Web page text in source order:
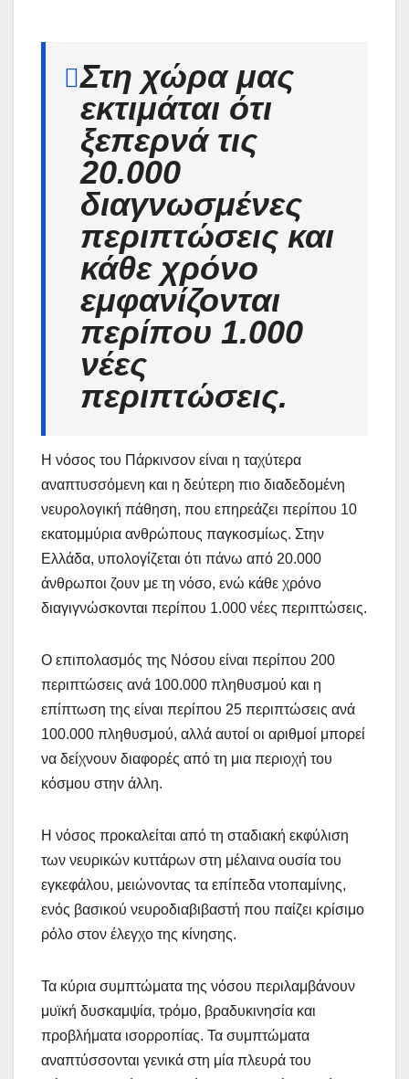
Στη χώρα μας
εκτιμάται ότι
ξεπερνά τις
20.000
διαγνωσμένες
περιπτώσεις και
κάθε χρόνο
εμφανίζονται
περίπου 1.000
νέες
περιπτώσεις.
Η νόσος του Πάρκινσον είναι η ταχύτερα
αναπτυσσόμενη και η δεύτερη πιο διαδεδομένη
νευρολογική πάθηση, που επηρεάζει περίπου 10
εκατομμύρια ανθρώπους παγκοσμίως. Στην
Ελλάδα, υπολογίζεται ότι πάνω από 20.000
άνθρωποι ζουν με τη νόσο, ενώ κάθε χρόνο
διαγιγνώσκονται περίπου 1.000 νέες περιπτώσεις.
Ο επιπολασμός της Νόσου είναι περίπου 200
περιπτώσεις ανά 100.000 πληθυσμού και η
επίπτωση της είναι περίπου 25 περιπτώσεις ανά
100.000 πληθυσμού, αλλά αυτοί οι αριθμοί μπορεί
να δείχνουν διαφορές από τη μια περιοχή του
κόσμου στην άλλη.
Η νόσος προκαλείται από τη σταδιακή εκφύλιση
των νευρικών κυττάρων στη μέλαινα ουσία του
εγκεφάλου, μειώνοντας τα επίπεδα ντοπαμίνης,
ενός βασικού νευροδιαβιβαστή που παίζει κρίσιμο
ρόλο στον έλεγχο της κίνησης.
Τα κύρια συμπτώματα της νόσου περιλαμβάνουν
μυϊκή δυσκαμψία, τρόμο, βραδυκινησία και
προβλήματα ισορροπίας. Τα συμπτώματα
αναπτύσσονται γενικά στη μία πλευρά του